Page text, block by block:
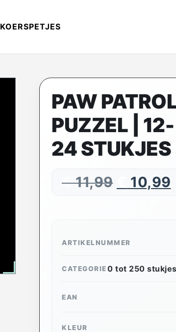
KOERSPETJES
PAW
PUZZEL |
24 STUKJES
€11,99 10,99
ARTIKELNUMMER
CATEGORIE0 tot 250 stukjes
EAN
KLEUR